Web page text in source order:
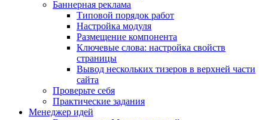
Баннерная реклама
Типовой порядок работ
Настройка модуля
Размещение компонента
Ключевые слова: настройка свойств
страницы
Вывод нескольких тизеров в верхней части
сайта
Проверьте себя
Практические задания
Менеджер идей